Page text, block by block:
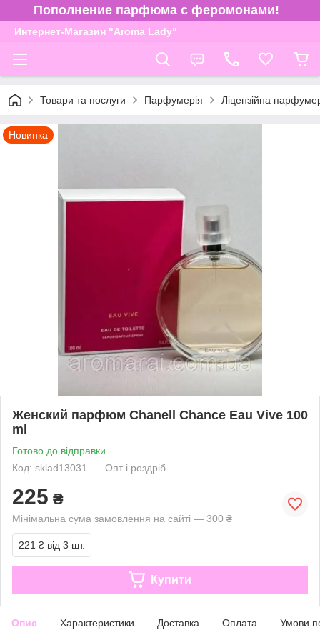
Пополнение парфюма с феромонами!
Интернет-Магазин "Aroma Lady"
Товари та послуги Парфумерія Ліцензійна
Новинка
Женский парфюм Chanell Chance Eau Vive 100
ml
Готово до відправки
Код: sklad13031
Опт і роздріб
225 ₴
Мінімальна сума замовлення на сайті — 300 ₴
221 ₴ від 3 шт.
Купити
Опис Характеристики Доставка Оплата Умови